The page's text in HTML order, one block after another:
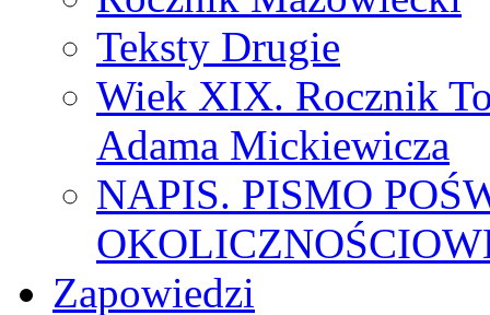
Teksty Drugie
Wiek XIX. Rocznik
Adama Mickiewicza
NAPIS. PISMO
Zapowiedzi